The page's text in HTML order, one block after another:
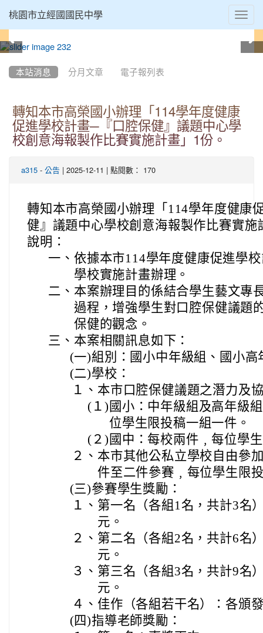
桃園市立經國國民中學
本站消息 分月文章 電子報列表
轉知本市高榮國小辦理「114學年度健康
促進學校計畫─『口腔保健』議題中心學
校創意海報製作比賽實施計畫」1份。
a315 - 公告 | 2025-12-11 | 點閱數： 170
轉知本市高榮國小辦理「114學年度健康
健』議題中心學校創意海報製作比賽實施
說明：
一、 依據本市114學年度健康促進學
學校實施計畫辦理。
二、 本案辦理目的係結合學生藝文專
過程，增強學生對口腔保健議題
保健的觀念。
三、 本案相關訊息如下：
(一)組別：國小中年級組、國小高
(二)學校：
１、 本市口腔保健議題之潛力及
(１) 國小：中年級組及高年級
位學生限投稿一組一件。
(２) 國中：每校兩件﹐每位學
２、 本市其他公私立學校自由參
件至二件參賽﹐每位學生限
(三)參賽學生獎勵：
１、 第一名（各組1名，共計3名
元。
２、 第二名（各組2名，共計6名
元。
３、 第三名（各組3名，共計9名
元。
４、 佳作（各組若干名）：各頒
(四)指導老師獎勵：